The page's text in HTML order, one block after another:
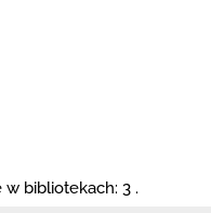
w bibliotekach: 3 .